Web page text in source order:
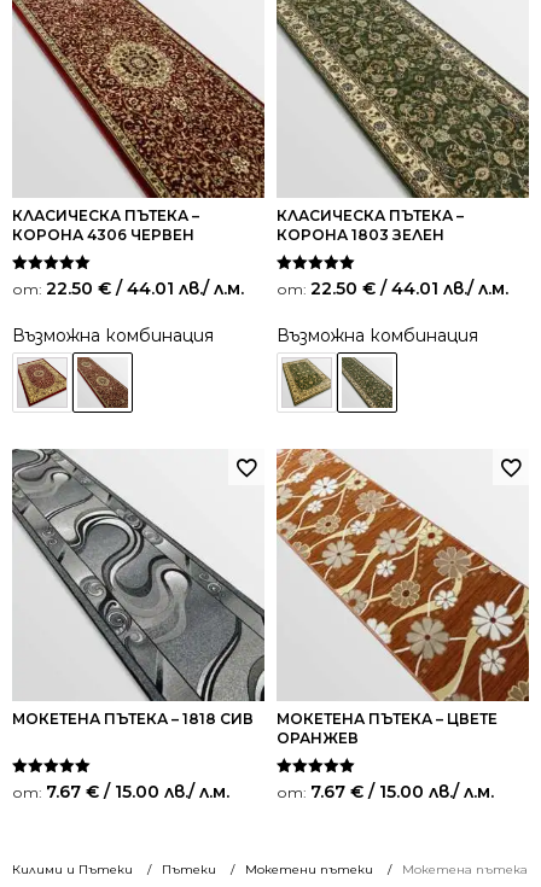
Килими и Пътеки Пътеки Мокетени пътеки Мокетена пътека –
КЛАСИЧЕСКА ПЪТЕКА –
КОРОНА 4306 ЧЕРВЕН
Оценено на
5.00
от: 22.50 € / 44.01 лв./ л.м.
Възможна комбинация
КЛАСИЧЕСКА ПЪТЕКА –
КОРОНА 1803 ЗЕЛЕН
Оценено на
5.00
от: 22.50 € / 44.01 лв./ л.м.
Възможна комбинация
МОКЕТЕНА ПЪТЕКА – 1818 СИВ
Оценено на
5.00
от: 7.67 € / 15.00 лв./ л.м.
МОКЕТЕНА ПЪТЕКА – ЦВЕТЕ
ОРАНЖЕВ
Оценено на
5.00
от: 7.67 € / 15.00 лв./ л.м.